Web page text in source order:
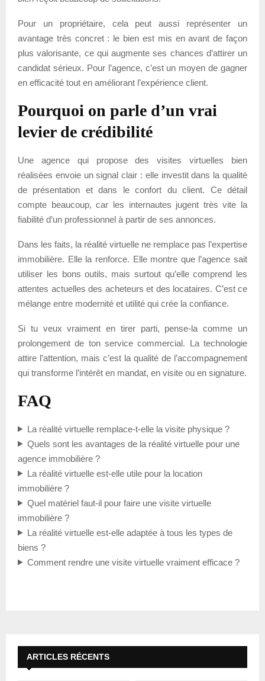
Pour un propriétaire, cela peut aussi représenter un
avantage très concret : le bien est mis en avant de façon
plus valorisante, ce qui augmente ses chances d’attirer un
candidat sérieux. Pour l’agence, c’est un moyen de gagner
en efficacité tout en améliorant l’expérience client.
Pourquoi on parle d’un vrai
levier de crédibilité
Une agence qui propose des visites virtuelles bien
réalisées envoie un signal clair : elle investit dans la qualité
de présentation et dans le confort du client. Ce détail
compte beaucoup, car les internautes jugent très vite la
fiabilité d’un professionnel à partir de ses annonces.
Dans les faits, la réalité virtuelle ne remplace pas l’expertise
immobilière. Elle la renforce. Elle montre que l’agence sait
utiliser les bons outils, mais surtout qu’elle comprend les
attentes actuelles des acheteurs et des locataires. C’est ce
mélange entre modernité et utilité qui crée la confiance.
Si tu veux vraiment en tirer parti, pense-la comme un
prolongement de ton service commercial. La technologie
attire l’attention, mais c’est la qualité de l’accompagnement
qui transforme l’intérêt en mandat, en visite ou en signature.
FAQ
La réalité virtuelle remplace-t-elle la visite physique ?
Quels sont les avantages de la réalité virtuelle pour une
agence immobilière ?
La réalité virtuelle est-elle utile pour la location
immobilière ?
Quel matériel faut-il pour faire une visite virtuelle
immobilière ?
La réalité virtuelle est-elle adaptée à tous les types de
biens ?
Comment rendre une visite virtuelle vraiment efficace ?
ARTICLES RÉCENTS